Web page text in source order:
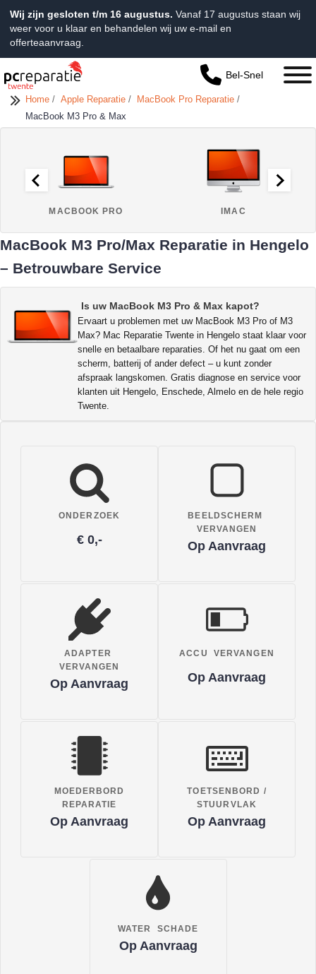
Wij zijn gesloten t/m 16 augustus. Vanaf 17 augustus staan wij
weer voor u klaar en behandelen wij uw e-mail en
offerteaanvraag.
Bel-Snel
Home / Apple Reparatie / MacBook Pro Reparatie /
MacBook M3 Pro & Max
MACBOOK PRO IMAC
MacBook M3 Pro/Max Reparatie in Hengelo
– Betrouwbare Service
Is uw MacBook M3 Pro & Max kapot?
Ervaart u problemen met uw MacBook M3 Pro of M3
Max? Mac Reparatie Twente in Hengelo staat klaar voor
snelle en betaalbare reparaties. Of het nu gaat om een
scherm, batterij of ander defect – u kunt zonder
afspraak langskomen. Gratis diagnose en service voor
klanten uit Hengelo, Enschede, Almelo en de hele regio
Twente.
ONDERZOEK
€ 0,-
BEELDSCHERM
VERVANGEN
Op Aanvraag
ADAPTER
VERVANGEN
Op Aanvraag
ACCU VERVANGEN
Op Aanvraag
MOEDERBORD
REPARATIE
Op Aanvraag
TOETSENBORD /
STUURVLAK
Op Aanvraag
WATER SCHADE
Op Aanvraag